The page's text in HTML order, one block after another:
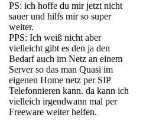
PS: ich hoffe du mir jetzt nicht
sauer und hilfs mir so super
weiter.
PPS: Ich weiß nicht aber
vielleicht gibt es den ja den
Bedarf auch im Netz an einem
Server so das man Quasi im
eigenen Home netz per SIP
Telefonnieren kann. da kann ich
vielleich irgendwann mal per
Freeware weiter helfen.